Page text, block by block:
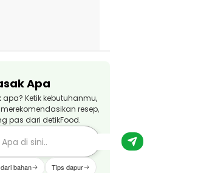
Apa
Ketik kebutuhanmu,
resep,
pas dari detikFood.
bahan Tips dapur